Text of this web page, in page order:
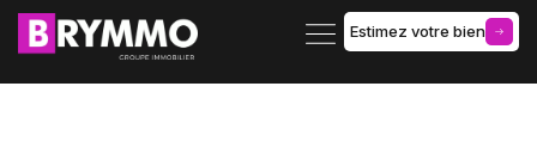
Estimez votre bien